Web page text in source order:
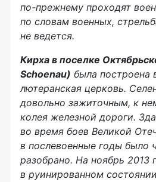
по-прежнему проходят
по словам военных,
не ведется.
Кирха в поселке
Schoenau) была построена
лютеранская церковь.
довольно зажиточным, к
колея железной дороги.
во время боев Великой
в послевоенные годы было
разобрано. На ноябрь 2013
в руинированном